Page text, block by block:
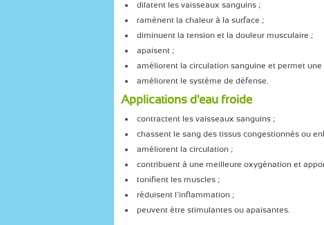
dilatent les vaisseaux sanguins ;
ramènent la chaleur à la surface ;
diminuent la tension et la douleur musculaire ;
apaisent ;
améliorent la circulation sanguine et permet
améliorent le système de défense.
Applications d'eau froide
contractent les vaisseaux sanguins ;
chassent le sang des tissus congestionnés ou
améliorent la circulation ;
contribuent à une meilleure oxygénation et
tonifient les muscles ;
réduisent l’inflammation ;
peuvent être stimulantes ou apaisantes.